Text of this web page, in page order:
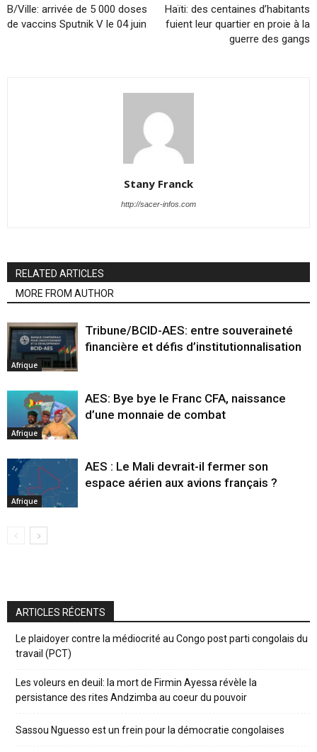
B/Ville: arrivée de 5 000 doses
de vaccins Sputnik V le 04 juin
Haïti: des centaines d’habitants
fuient leur quartier en proie à la
guerre des gangs
Stany Franck
http://sacer-infos.com
RELATED ARTICLES
MORE FROM AUTHOR
Afrique
Tribune/BCID-AES: entre souveraineté
financière et défis d’institutionnalisation
Afrique
AES: Bye bye le Franc CFA, naissance
d’une monnaie de combat
Afrique
AES : Le Mali devrait-il fermer son
espace aérien aux avions français ?
ARTICLES RÉCENTS
Le plaidoyer contre la médiocrité au Congo post parti congolais du
travail (PCT)
Les voleurs en deuil: la mort de Firmin Ayessa révèle la
persistance des rites Andzimba au coeur du pouvoir
Sassou Nguesso est un frein pour la démocratie congolaises